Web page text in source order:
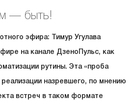
— быть!
эфира: Тимур Угулава
на канале ДзеноПульс, как
рутины. Эта «проба
назревшего, по мнению
встреч в таком формате